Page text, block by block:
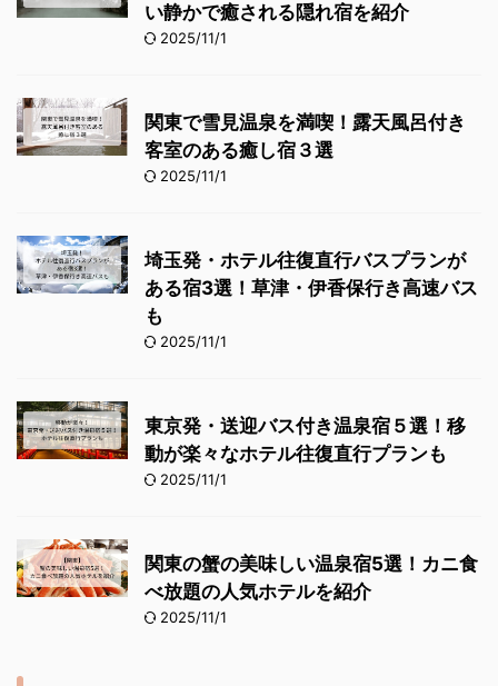
い静かで癒される隠れ宿を紹介
2025/11/1
関東で雪見温泉を満喫！露天風呂付き
客室のある癒し宿３選
2025/11/1
埼玉発・ホテル往復直行バスプランが
ある宿3選！草津・伊香保行き高速バス
も
2025/11/1
東京発・送迎バス付き温泉宿５選！移
動が楽々なホテル往復直行プランも
2025/11/1
関東の蟹の美味しい温泉宿5選！カニ食
べ放題の人気ホテルを紹介
2025/11/1